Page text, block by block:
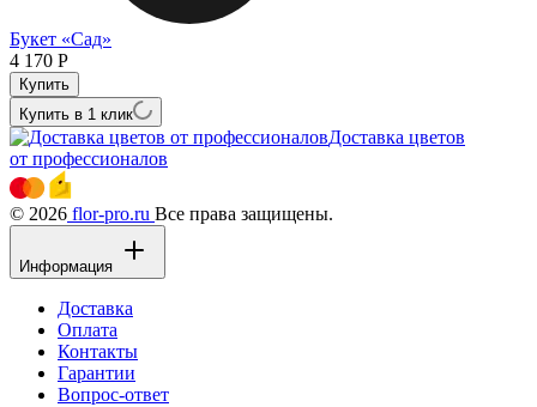
Букет «Сад»
4 170 Р
Купить в 1 клик
Доставка цветов
от профессионалов
© 2026 flor-pro.ru Все права защищены.
Информация
Доставка
Оплата
Контакты
Гарантии
Вопрос-ответ